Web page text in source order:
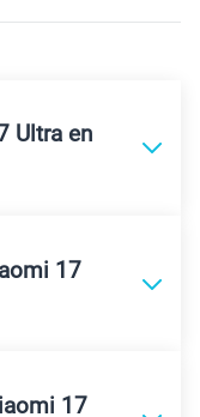
Ultra en
17
17